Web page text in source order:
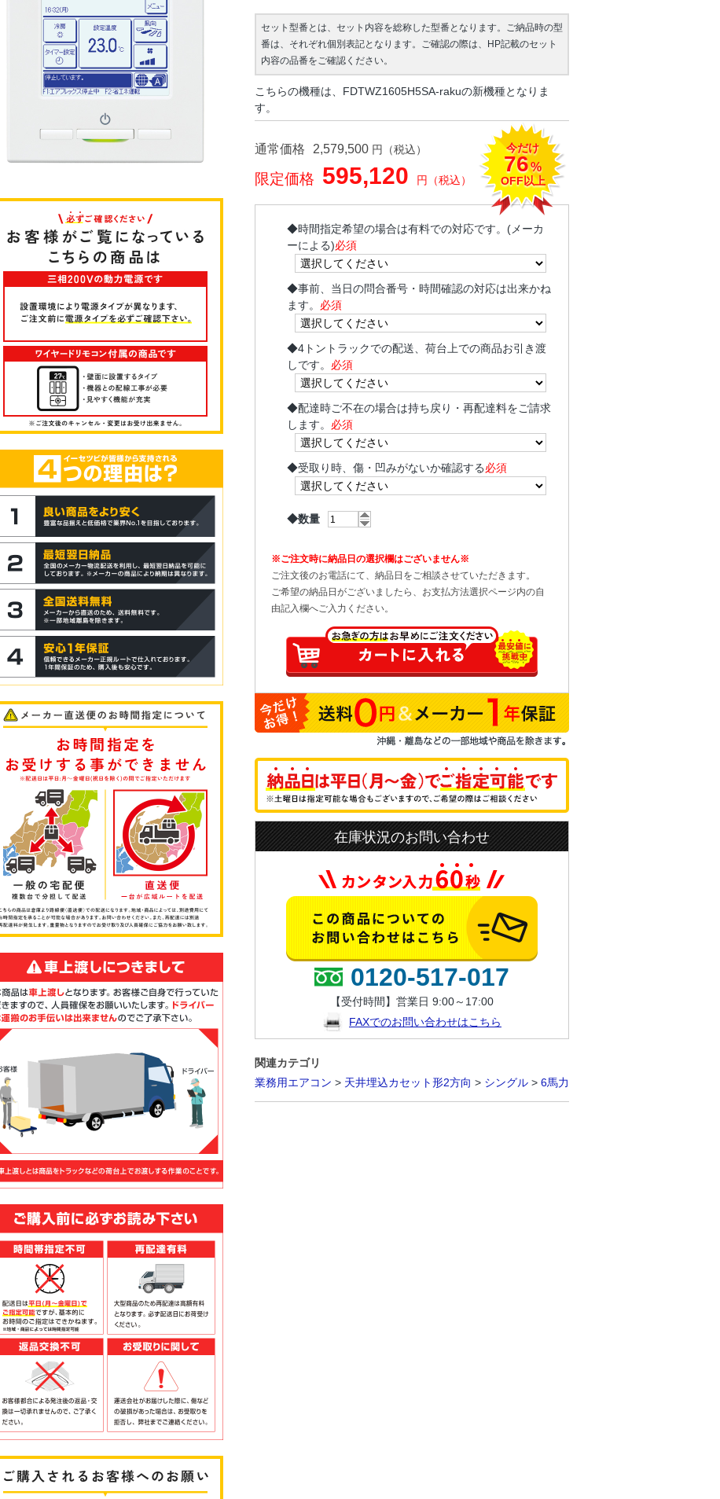
セット型番とは、セット内容を総称した型番となります。ご納品時の型
番は、それぞれ個別表記となります。ご確認の際は、HP記載のセット
内容の品番をご確認ください。
こちらの機種は、FDTWZ1605H5SA-rakuの新機種となりま
す。
通常価格 2,579,500 円（税込）
限定価格 595,120 円（税込）
今だけ
76%
OFF以上
◆時間指定希望の場合は有料での対応です。(メーカ
ーによる)必須
◆事前、当日の問合番号・時間確認の対応は出来かね
ます。 必須
◆4トントラックでの配送、荷台上での商品お引き渡
しです。 必須
◆配達時ご不在の場合は持ち戻り・再配達料をご請求
します。 必須
◆受取り時、傷・凹みがないか確認する必須
◆数量
※ご注文時に納品日の選択欄はございません※
ご注文後のお電話にて、納品日をご相談させていただきます。
ご希望の納品日がございましたら、お支払方法選択ページ内の自
由記入欄へご入力ください。
在庫状況のお問い合わせ
0120-517-017
【受付時間】営業日 9:00～17:00
FAXでのお問い合わせはこちら
関連カテゴリ
業務用エアコン > 天井埋込カセット形2方向 > シングル > 6馬力